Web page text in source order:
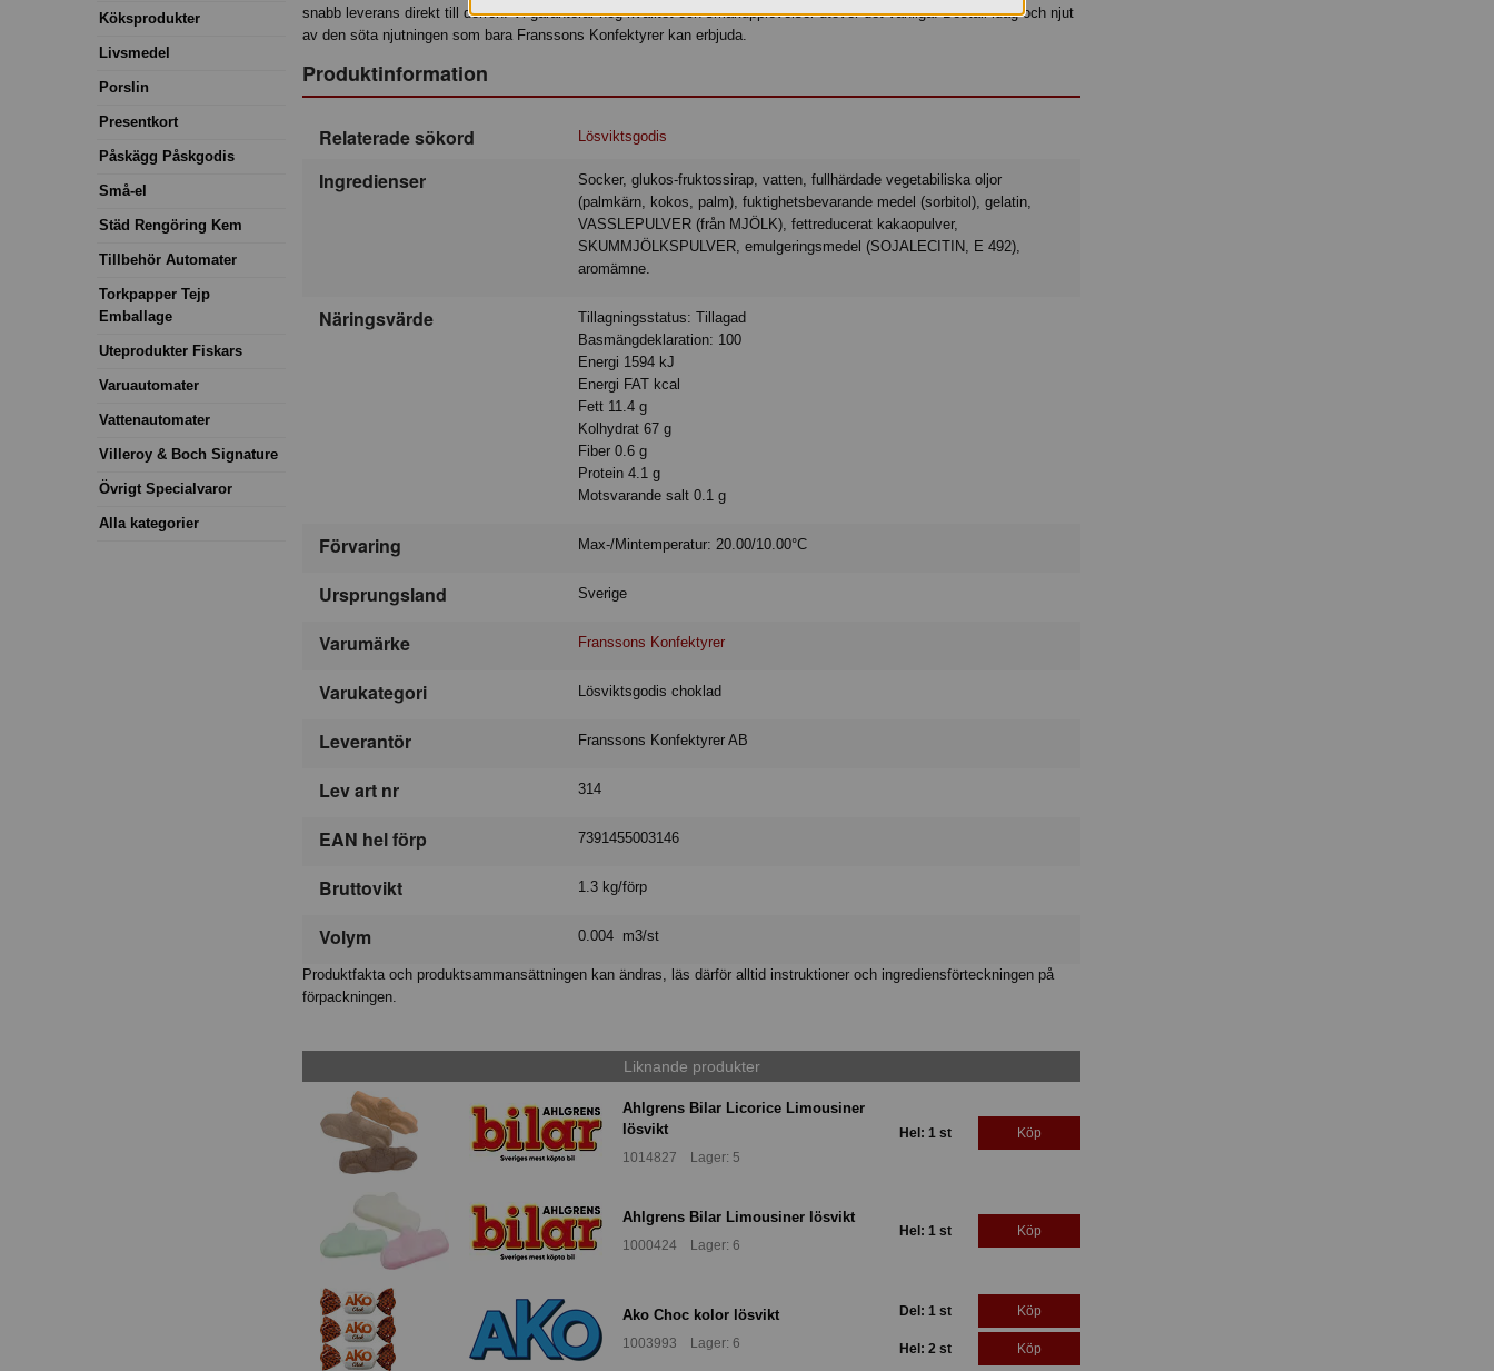
Köksprodukter
Livsmedel
Porslin
Presentkort
Påskägg Påskgodis
Små-el
Städ Rengöring Kem
Tillbehör Automater
Torkpapper Tejp
Emballage
Uteprodukter Fiskars
Varuautomater
Vattenautomater
Villeroy & Boch Signature
Övrigt Specialvaror
Alla kategorier
snabb leverans direkt till dörren. Vi garanterar hög kvalitet och smakupplevelser utöver det vanliga. Beställ idag och njut
av den söta njutningen som bara Franssons Konfektyrer kan erbjuda.
Produktinformation
Relaterade sökord Lösviktsgodis
Ingredienser
Socker, glukos-fruktossirap, vatten, fullhärdade vegetabiliska oljor
(palmkärn, kokos, palm), fuktighetsbevarande medel (sorbitol), gelatin,
VASSLEPULVER (från MJÖLK), fettreducerat kakaopulver,
SKUMMJÖLKSPULVER, emulgeringsmedel (SOJALECITIN, E 492),
aromämne.
Näringsvärde
Tillagningsstatus: Tillagad
Basmängdeklaration: 100
Energi 1594 kJ
Energi FAT kcal
Fett 11.4 g
Kolhydrat 67 g
Fiber 0.6 g
Protein 4.1 g
Motsvarande salt 0.1 g
Förvaring Max-/Mintemperatur: 20.00/10.00°C
Ursprungsland Sverige
Varumärke Franssons Konfektyrer
Varukategori Lösviktsgodis choklad
Leverantör Franssons Konfektyrer AB
Lev art nr 314
EAN hel förp 7391455003146
Bruttovikt 1.3 kg/förp
Volym 0.004 m3/st
Produktfakta och produktsammansättningen kan ändras, läs därför alltid instruktioner och ingrediensförteckningen på
förpackningen.
Liknande produkter
Ahlgrens Bilar Licorice Limousiner
lösvikt
1014827 Lager: 5
Hel: 1 st Köp
Ahlgrens Bilar Limousiner lösvikt
1000424 Lager: 6
Hel: 1 st Köp
Ako Choc kolor lösvikt
1003993 Lager: 6
Del: 1 st Köp
Hel: 2 st Köp